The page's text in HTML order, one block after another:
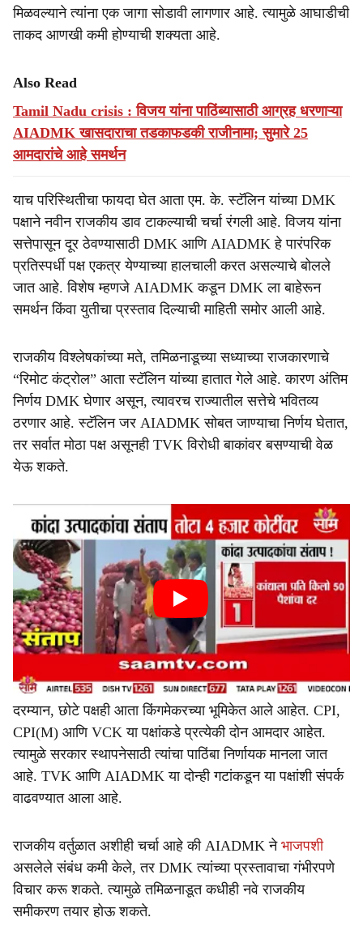
मिळवल्याने त्यांना एक जागा सोडावी लागणार आहे. त्यामुळे आघाडीची
ताकद आणखी कमी होण्याची शक्यता आहे.
Also Read
Tamil Nadu crisis : विजय यांना पाठिंब्यासाठी आग्रह धरणाऱ्या
AIADMK खासदाराचा तडकाफडकी राजीनामा; सुमारे 25
आमदारांचे आहे समर्थन
याच परिस्थितीचा फायदा घेत आता एम. के. स्टॅलिन यांच्या DMK
पक्षाने नवीन राजकीय डाव टाकल्याची चर्चा रंगली आहे. विजय यांना
सत्तेपासून दूर ठेवण्यासाठी DMK आणि AIADMK हे पारंपरिक
प्रतिस्पर्धी पक्ष एकत्र येण्याच्या हालचाली करत असल्याचे बोलले
जात आहे. विशेष म्हणजे AIADMK कडून DMK ला बाहेरून
समर्थन किंवा युतीचा प्रस्ताव दिल्याची माहिती समोर आली आहे.
राजकीय विश्लेषकांच्या मते, तमिळनाडूच्या सध्याच्या राजकारणाचे
“रिमोट कंट्रोल” आता स्टॅलिन यांच्या हातात गेले आहे. कारण अंतिम
निर्णय DMK घेणार असून, त्यावरच राज्यातील सत्तेचे भवितव्य
ठरणार आहे. स्टॅलिन जर AIADMK सोबत जाण्याचा निर्णय घेतात,
तर सर्वात मोठा पक्ष असूनही TVK विरोधी बाकांवर बसण्याची वेळ
येऊ शकते.
दरम्यान, छोटे पक्षही आता किंगमेकरच्या भूमिकेत आले आहेत. CPI,
CPI(M) आणि VCK या पक्षांकडे प्रत्येकी दोन आमदार आहेत.
त्यामुळे सरकार स्थापनेसाठी त्यांचा पाठिंबा निर्णायक मानला जात
आहे. TVK आणि AIADMK या दोन्ही गटांकडून या पक्षांशी संपर्क
वाढवण्यात आला आहे.
राजकीय वर्तुळात अशीही चर्चा आहे की AIADMK ने भाजपशी
असलेले संबंध कमी केले, तर DMK त्यांच्या प्रस्तावाचा गंभीरपणे
विचार करू शकते. त्यामुळे तमिळनाडूत कधीही नवे राजकीय
समीकरण तयार होऊ शकते.